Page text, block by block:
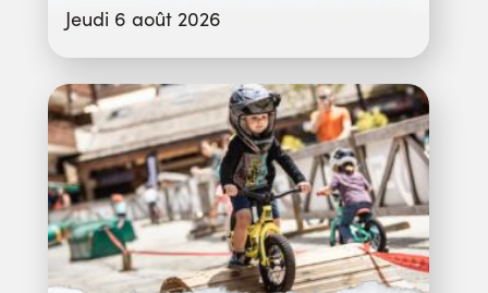
Jeudi 6 août 2026